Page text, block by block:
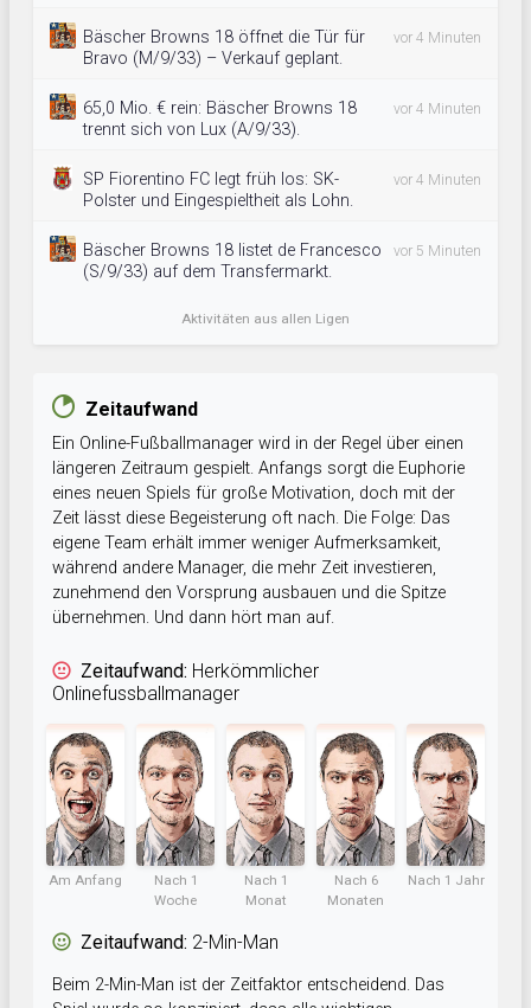
Bäscher Browns 18 öffnet die Tür für
Bravo (M/9/33) – Verkauf geplant.
vor 4 Minuten
65,0 Mio. € rein: Bäscher Browns 18
trennt sich von Lux (A/9/33).
vor 4 Minuten
SP Fiorentino FC legt früh los: SK-
Polster und Eingespieltheit als Lohn.
vor 4 Minuten
Bäscher Browns 18 listet de Francesco
(S/9/33) auf dem Transfermarkt.
vor 5 Minuten
Aktivitäten aus allen Ligen
Zeitaufwand
Ein Online-Fußballmanager wird in der Regel über einen
längeren Zeitraum gespielt. Anfangs sorgt die Euphorie
eines neuen Spiels für große Motivation, doch mit der
Zeit lässt diese Begeisterung oft nach. Die Folge: Das
eigene Team erhält immer weniger Aufmerksamkeit,
während andere Manager, die mehr Zeit investieren,
zunehmend den Vorsprung ausbauen und die Spitze
übernehmen. Und dann hört man auf.
Zeitaufwand: Herkömmlicher
Onlinefussballmanager
Am Anfang
Nach 1
Woche
Nach 1
Monat
Nach 6
Monaten
Nach 1 Jahr
Zeitaufwand: 2-Min-Man
Beim 2-Min-Man ist der Zeitfaktor entscheidend. Das